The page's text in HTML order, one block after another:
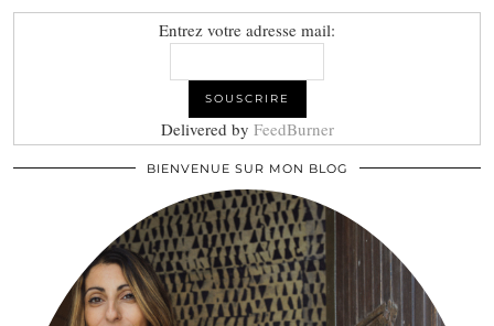
Entrez votre adresse mail:
Delivered by FeedBurner
BIENVENUE SUR MON BLOG